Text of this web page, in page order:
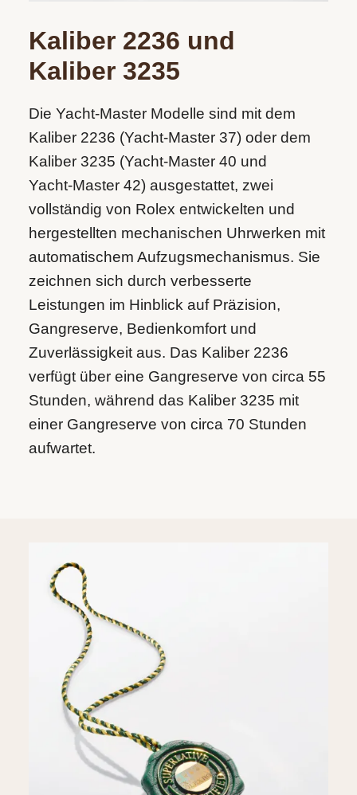
Kaliber 2236 und
Kaliber 3235
Die Yacht-Master Modelle sind mit dem
Kaliber 2236 (Yacht‑Master 37) oder dem
Kaliber 3235 (Yacht‑Master 40 und
Yacht‑Master 42) ausgestattet, zwei
vollständig von Rolex entwickelten und
hergestellten mechanischen Uhrwerken mit
automatischem Aufzugsmechanismus. Sie
zeichnen sich durch verbesserte
Leistungen im Hinblick auf Präzision,
Gangreserve, Bedienkomfort und
Zuverlässigkeit aus. Das Kaliber 2236
verfügt über eine Gangreserve von circa 55
Stunden, während das Kaliber 3235 mit
einer Gangreserve von circa 70 Stunden
aufwartet.